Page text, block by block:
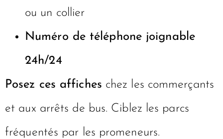
ou un collier
Numéro de téléphone joignable
24h/24
Posez ces affiches chez les commerçants
et aux arrêts de bus. Ciblez les parcs
fréquentés par les promeneurs.